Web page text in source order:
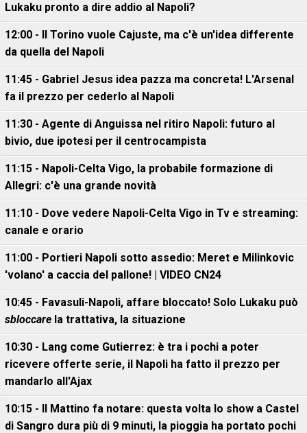
Lukaku pronto a dire addio al Napoli?
12:00 - Il Torino vuole Cajuste, ma c'è un'idea differente
da quella del Napoli
11:45 - Gabriel Jesus idea pazza ma concreta! L'Arsenal
fa il prezzo per cederlo al Napoli
11:30 - Agente di Anguissa nel ritiro Napoli: futuro al
bivio, due ipotesi per il centrocampista
11:15 - Napoli-Celta Vigo, la probabile formazione di
Allegri: c'è una grande novità
11:10 - Dove vedere Napoli-Celta Vigo in Tv e streaming:
canale e orario
11:00 - Portieri Napoli sotto assedio: Meret e Milinkovic
'volano' a caccia del pallone! | VIDEO CN24
10:45 - Favasuli-Napoli, affare bloccato! Solo Lukaku può
sbloccare la trattativa, la situazione
10:30 - Lang come Gutierrez: è tra i pochi a poter
ricevere offerte serie, il Napoli ha fatto il prezzo per
mandarlo all'Ajax
10:15 - Il Mattino fa notare: questa volta lo show a Castel
di Sangro dura più di 9 minuti, la pioggia ha portato pochi